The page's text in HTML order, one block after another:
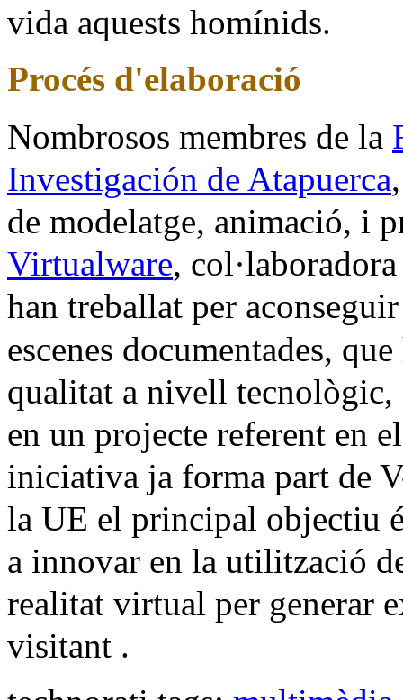
vida aquests homínids.
Procés d'elaboració
Nombrosos membres de la
Investigación de Atapuerca
de modelatge, animació, i
Virtualware,
han treballat per
escenes documentades,
qualitat a nivell tecnològic,
en un projecte referent en
iniciativa ja forma part de
la UE el principal objectiu
a innovar en la utilització
realitat virtual per generar
visitant .